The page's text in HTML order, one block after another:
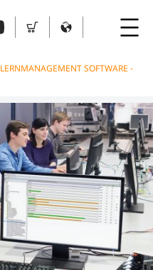
LERNMANAGEMENT SOFTWARE -